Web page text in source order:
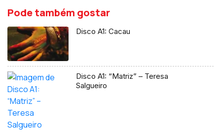
Pode também gostar
Disco A1: Cacau
Disco A1: “Matriz” – Teresa
Salgueiro